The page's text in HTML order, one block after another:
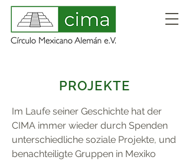
PROJEKTE
Im Laufe seiner Geschichte hat der
CIMA immer wieder durch Spenden
unterschiedliche soziale Projekte, und
benachteiligte Gruppen in Mexiko